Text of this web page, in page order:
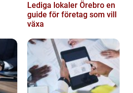
Lediga lokaler Örebro en
guide för företag som vill
växa